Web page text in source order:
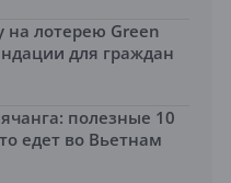
на лотерею Green
для граждан
полезные 10
едет во Вьетнам